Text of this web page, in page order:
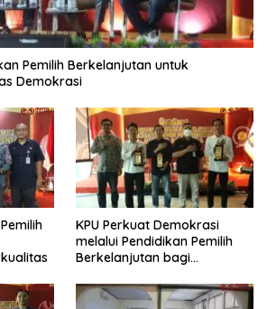
Pemilih Berkelanjutan untuk
Demokrasi
KPU Perkuat Demokrasi
melalui Pendidikan Pemilih
Berkelanjutan bagi
dan Pemula